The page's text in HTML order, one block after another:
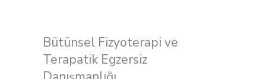
Bütünsel Fizyoterapi ve
Terapatik Egzersiz